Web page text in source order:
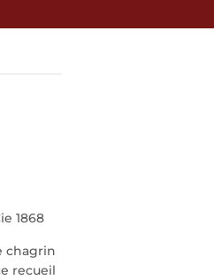
1868
chagrin
recueil